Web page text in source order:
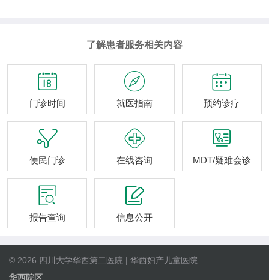
了解患者服务相关内容

门诊时间

就医指南

预约诊疗

便民门诊

在线咨询

MDT/疑难会诊

报告查询

信息公开
© 2026 四川大学华西第二医院 | 华西妇产儿童医院
华西院区